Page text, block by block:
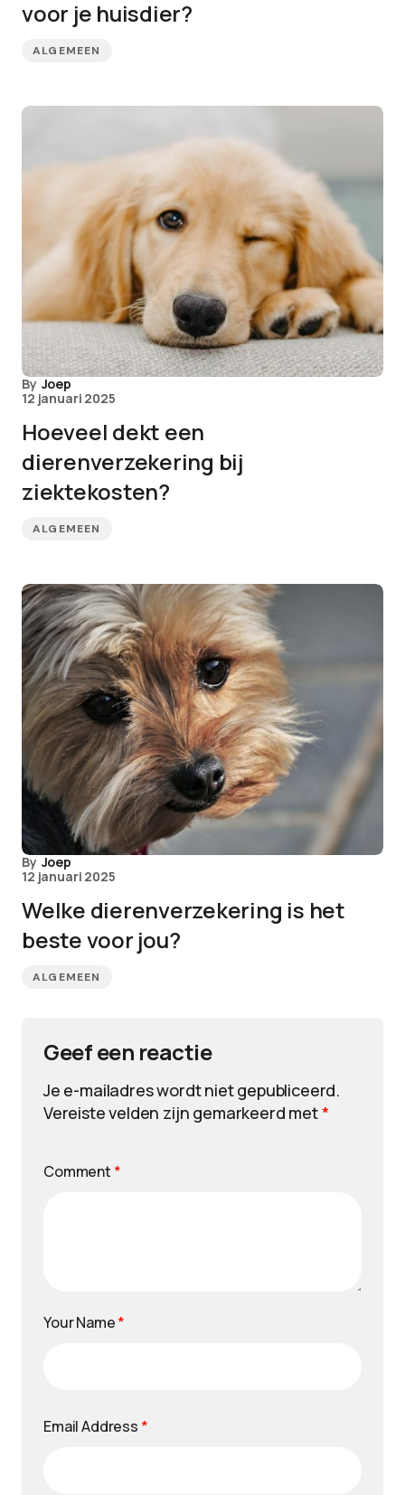
voor je huisdier?
ALGEMEEN
By Joep
12 januari 2025
Hoeveel dekt een
dierenverzekering bij
ziektekosten?
ALGEMEEN
By Joep
12 januari 2025
Welke dierenverzekering is het
beste voor jou?
ALGEMEEN
Geef een reactie
Je e-mailadres wordt niet gepubliceerd.
Vereiste velden zijn gemarkeerd met*
Comment *
Your Name*
Email Address *